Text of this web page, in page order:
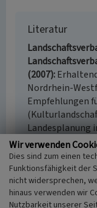
Literatur
(2007)
Nordrhein-
Empfehlungen
Landesplanung
Fachgutachten
Landesplanung.
verfügbar:
Fachbeitrag
Wir verwenden
Dies sind zum einen
Funktionsfähigkeit der
nicht widersprechen,
hinaus verwenden wir
Nutzbarkeit unserer